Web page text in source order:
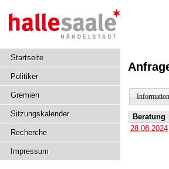
Startseite
Politiker
Gremien
Sitzungskalender
Recherche
Impressum
Beratung
28.08.2024